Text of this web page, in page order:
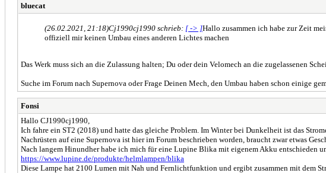
bluecat
(26.02.2021, 21:18)Cj1990cj1990 schrieb: [ -> ]Hallo zusammen ich habe zur Zeit
offiziell mir keinen Umbau eines anderen Lichtes machen
Das Werk muss sich an die Zulassung halten; Du oder dein Velomech an die zugelassenen
Suche im Forum nach Supernova oder Frage Deinen Mech, den Umbau haben schon einige
Fonsi
Hallo CJ1990cj1990,
Ich fahre ein ST2 (2018) und hatte das gleiche Problem. Im Winter bei Dunkelheit ist das
Nachrüsten auf eine Supernova ist hier im Forum beschrieben worden, braucht zwar etwas
Nach langem Hinundher habe ich mich für eine Lupine Blika mit eigenem Akku entschieden
https://www.lupine.de/produkte/helmlampen/blika
Diese Lampe hat 2100 Lumen mit Nah und Fernlichtfunktion und ergibt zusammen mit dem